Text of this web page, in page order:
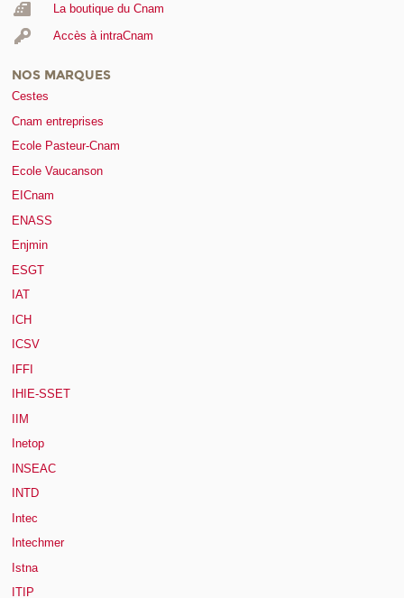
La boutique du Cnam
Accès à intraCnam
NOS MARQUES
Cestes
Cnam entreprises
Ecole Pasteur-Cnam
Ecole Vaucanson
EICnam
ENASS
Enjmin
ESGT
IAT
ICH
ICSV
IFFI
IHIE-SSET
IIM
Inetop
INSEAC
INTD
Intec
Intechmer
Istna
ITIP